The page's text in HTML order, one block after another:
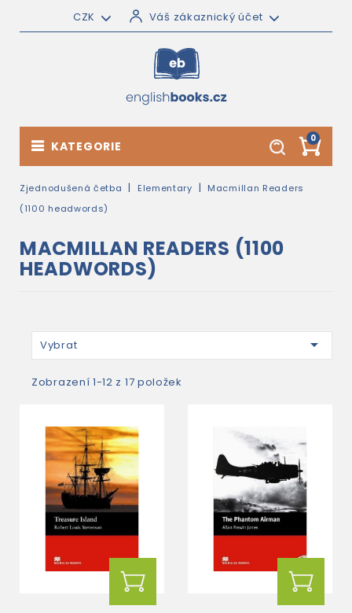
CZK Váš zákaznický účet
0
KATEGORIE
Zjednodušená četba Elementary
Macmillan Readers
(1100 headwords)
MACMILLAN READERS (1100
HEADWORDS)
Vybrat 
Zobrazení 1-12 z 17 položek